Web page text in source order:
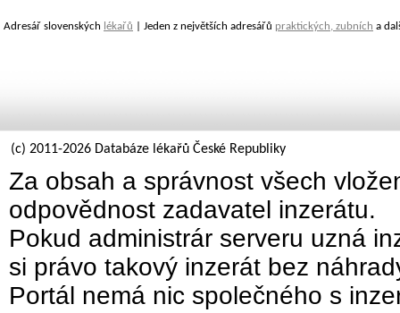
Adresář slovenských lékařů | Jeden z největších adresářů praktických, zubních a
(c) 2011-2026 Databáze lékařů České Republiky
Za obsah a správnost všech
odpovědnost zadavatel inzerátu.
Pokud administrár serveru uzná
si právo takový inzerát bez
Portál nemá nic společného s